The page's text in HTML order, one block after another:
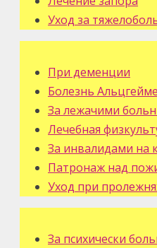
Уход за
При деменции
Болезнь
За лежачими
Лечебная
За инвалидами на
Патронаж над
Уход при
За психически